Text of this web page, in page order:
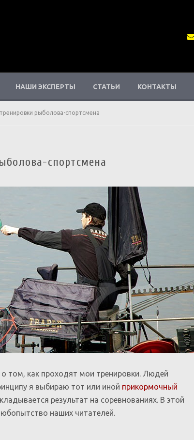
НАШИ ЭКСПЕРТЫ СТАТЬИ КОНТАКТЫ
рыболова-спортсмена
спортсмена
том, как проходят мои тренировки. Людей
я выбираю тот или иной прикормочный
результат на соревнованиях. В этой
наших читателей.